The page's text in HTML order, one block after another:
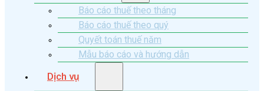
Báo cáo thuế theo tháng
Báo cáo thuế theo quý
Quyết toán thuế năm
Mẫu báo cáo và hướng dẫn
Dịch vụ